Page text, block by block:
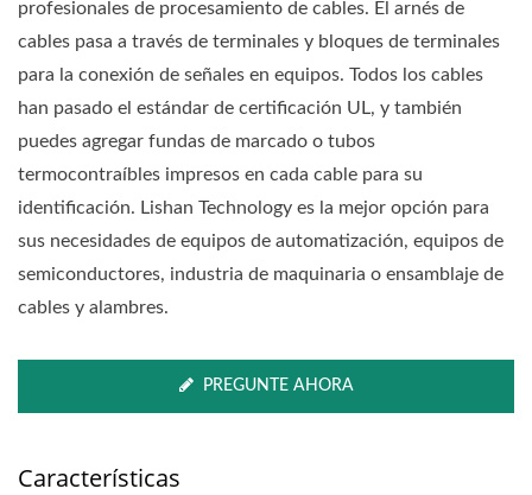
profesionales de procesamiento de cables. El arnés de
cables pasa a través de terminales y bloques de terminales
para la conexión de señales en equipos. Todos los cables
han pasado el estándar de certificación UL, y también
puedes agregar fundas de marcado o tubos
termocontraíbles impresos en cada cable para su
identificación. Lishan Technology es la mejor opción para
sus necesidades de equipos de automatización, equipos de
semiconductores, industria de maquinaria o ensamblaje de
cables y alambres.
PREGUNTE AHORA
Características